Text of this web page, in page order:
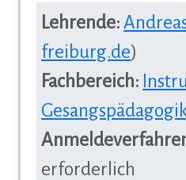
Lehrende:
freiburg.de)
Fachbereich:
erforderlich